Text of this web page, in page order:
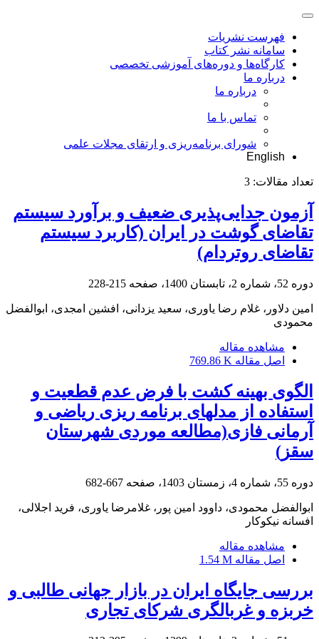
فهرست نشریات
سامانه نشر کتاب
کارگاه‌ها و دوره‌های آموزشی تخصصی
درباره ما
درباره ما
تماس با ما
شورای برنامه‌ریزی و ارتقای مجلات علمی
English
تعداد مقالات: 3
آزمون جدایی‌پذیری ضعیف و برآورد سیستم
تقاضای گوشت در ایران (کاربرد سیستم
تقاضای روتردام)
دوره 52، شماره 2، تابستان 1400، صفحه 215-228
امین دلاور، غلام رضا یاوری، سعید یزدانی، افشین امجدی، ابوالفضل
محمودی
مشاهده مقاله
اصل مقاله 769.86 K
الگوی بهینه کشت با فرض عدم قطعیت و
استفاده از مدلهای برنامه ریزی ریاضی و
آرمانی فازی(مطالعه موردی شهرستان
سقز)
دوره 55، شماره 4، زمستان 1403، صفحه 667-682
ابوالفضل محمودی، داوود امین پور، غلامرضا یاوری، فرید اجلالی،
افسانه نیکوکار
مشاهده مقاله
اصل مقاله 1.54 M
بررسی جایگاه ایران در بازار جهانی طالبی و
خربزه و غربالگری شرکای تجاری